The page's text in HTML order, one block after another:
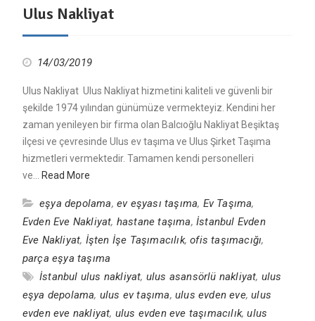
Ulus Nakliyat
14/03/2019
Ulus Nakliyat Ulus Nakliyat hizmetini kaliteli ve güvenli bir
şekilde 1974 yılından günümüze vermekteyiz. Kendini her
zaman yenileyen bir firma olan Balcıoğlu Nakliyat Beşiktaş
ilçesi ve çevresinde Ulus ev taşıma ve Ulus Şirket Taşıma
hizmetleri vermektedir. Tamamen kendi personelleri
ve… Read More
eşya depolama, ev eşyası taşıma, Ev Taşıma,
Evden Eve Nakliyat, hastane taşıma, İstanbul Evden
Eve Nakliyat, İşten İşe Taşımacılık,ofis taşımacığı,
parça eşya taşıma
İstanbul ulus nakliyat, ulus asansörlü nakliyat, ulus
eşya depolama, ulus ev taşıma, ulus evden eve,ulus
evden eve nakliyat, ulus evden eve taşımacılık,ulus